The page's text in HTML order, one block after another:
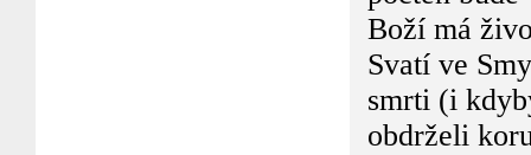
Boží má
Svatí ve
smrti (i
obdrželi